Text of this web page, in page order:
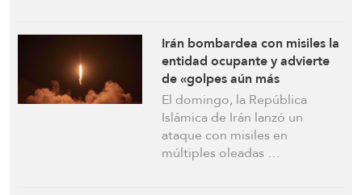
Irán bombardea con misiles la
entidad ocupante y advierte
de «golpes aún más
contundentes» si persisten los
ataques en el Líbano
El domingo, la República
Islámica de Irán lanzó un
ataque con misiles en
múltiples oleadas …